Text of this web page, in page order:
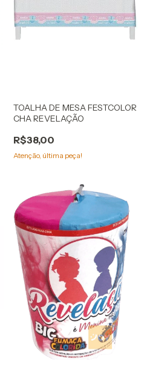
TOALHA DE MESA FESTCOLOR
CHA REVELAÇÃO
R$38,00
Atenção, última peça!